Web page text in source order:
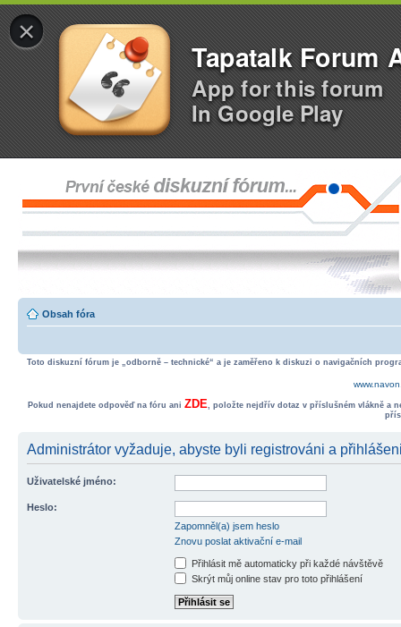
×
Tapatalk Forum
App for this forum
In Google Play
Obsah fóra
Toto diskuzní fórum je „odborně – technické“ a je zaměřeno k diskuzi o navigačních
Pokud nenajdete odpověď na fóru ani ZDE, položte nejdřív dotaz v příslušném vlákně a
Administrátor vyžaduje, abyste byli registrováni a
Uživatelské jméno:
Heslo:
Zapomněl(a) jsem heslo
Znovu poslat aktivační e-mail
Přihlásit mě automaticky při každé návštěvě
Skrýt můj online stav pro toto přihlášení